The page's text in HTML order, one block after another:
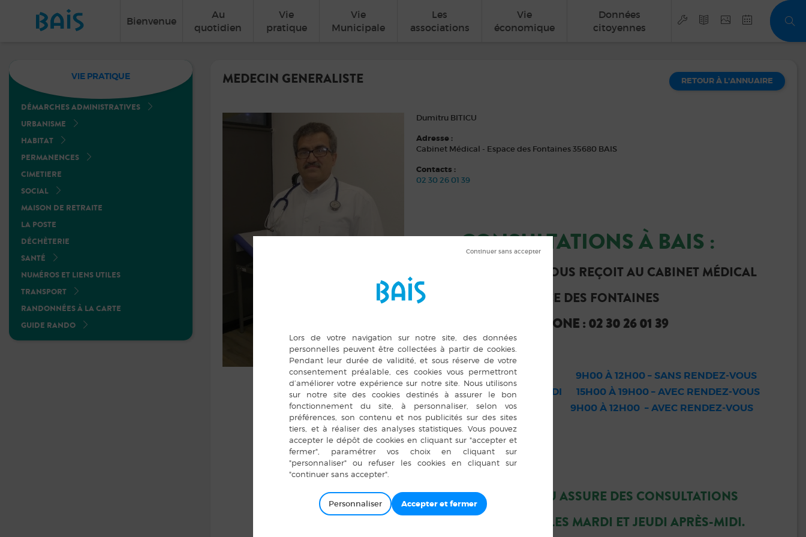
Bienvenue
Au
quotidien
Vie
pratique
Vie
Municipale
Les
associations
Vie
économique
Données
citoyennes
VIE PRATIQUE
DÉMARCHES ADMINISTRATIVES
URBANISME
HABITAT
PERMANENCES
CIMETIERE
SOCIAL
MAISON DE RETRAITE
LA POSTE
DÉCHÈTERIE
SANTÉ
NUMÉROS ET LIENS UTILES
TRANSPORT
RANDONNÉES À LA CARTE
GUIDE RANDO
MEDECIN GENERALISTE RETOUR À L'ANNUAIRE
Dumitru BITICU
Adresse :
Cabinet Médical - Espace des Fontaines 35680 BAIS
Contacts :
02 30 26 01 39
CONSULTATIONS À BAIS :
LE DOCTEUR BITICU VOUS REÇOIT AU CABINET MÉDICAL
ESPACE DES FONTAINES
TÉLÉPHONE : 02 30 26 01 39
DU LUNDI AU VENDREDI 9H00 À 12H00 – SANS RENDEZ-VOUS
LUNDI, MERCREDI, VENDREDI 15H00 À 19H00 – AVEC RENDEZ-VOUS
SAMEDI 9H00 À 12H00 – AVEC RENDEZ-VOUS
LE DOCTEUR BITICU ASSURE DES CONSULTATIONS
LES MARDI ET JEUDI APRÈS-MIDI.
Personnaliser